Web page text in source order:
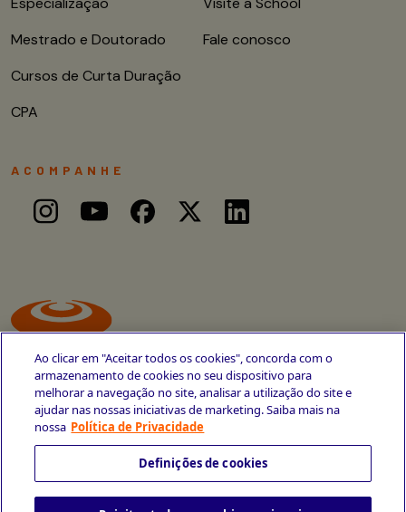
Avenida Cais do Apolo, 77
Mestrado e Doutorado
Cursos de Curta Duração
CPA
Fale conosco
ACOMPANHE
Ao clicar em "Aceitar todos os cookies", concorda com o
armazenamento de cookies no seu dispositivo para
melhorar a navegação no site, analisar a utilização do site e
ajudar nas nossas iniciativas de marketing. Saiba mais na
nossa Política de Privacidade
Definições de cookies